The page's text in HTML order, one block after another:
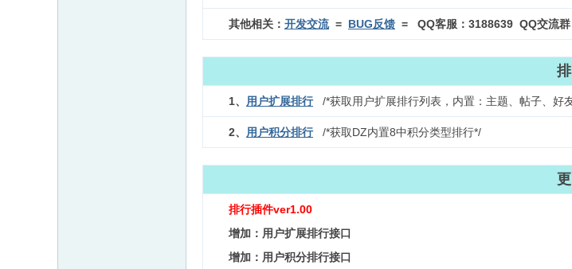
其他相关： 开发交流= BUG反馈 = QQ客服：3188639 QQ交流
1、 用户扩展排行 /*获取用户扩展排行列表，内置：主题、帖子、好
2、 用户积分排行/*获取DZ内置8中积分类型排行*/
排行插件ver1.00
增加：用户扩展排行接口
增加：用户积分排行接口